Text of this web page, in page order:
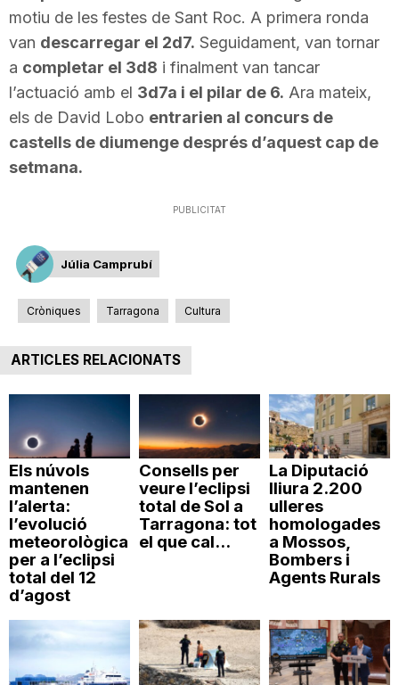
motiu de les festes de Sant Roc. A primera ronda
van descarregar el 2d7. Seguidament, van tornar
a completar el 3d8 i finalment van tancar
l’actuació amb el 3d7a i el pilar de 6. Ara mateix,
els de David Lobo entrarien al concurs de
castells de diumenge després d’aquest cap de
setmana.
PUBLICITAT
Júlia Camprubí
Cròniques Tarragona Cultura
ARTICLES RELACIONATS
Els núvols
mantenen
l’alerta:
l’evolució
meteorològica
per a l’eclipsi
total del 12
d’agost
Consells per
veure l’eclipsi
total de Sol a
Tarragona: tot
el que cal...
La Diputació
lliura 2.200
ulleres
homologades
a Mossos,
Bombers i
Agents Rurals